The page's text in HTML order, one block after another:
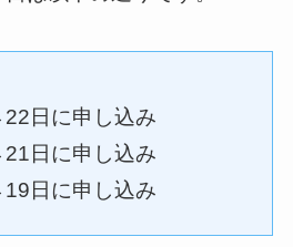
日に申し込み
日に申し込み
日に申し込み